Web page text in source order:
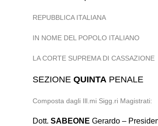
REPUBBLICA ITALIANA
IN NOME DEL POPOLO ITALIANO
LA CORTE SUPREMA DI CASSAZIONE
SEZIONEQUINTA PENALE
Composta dagli Ill.mi Sigg.ri Magistrati:
Dott.SABEONE Gerardo –